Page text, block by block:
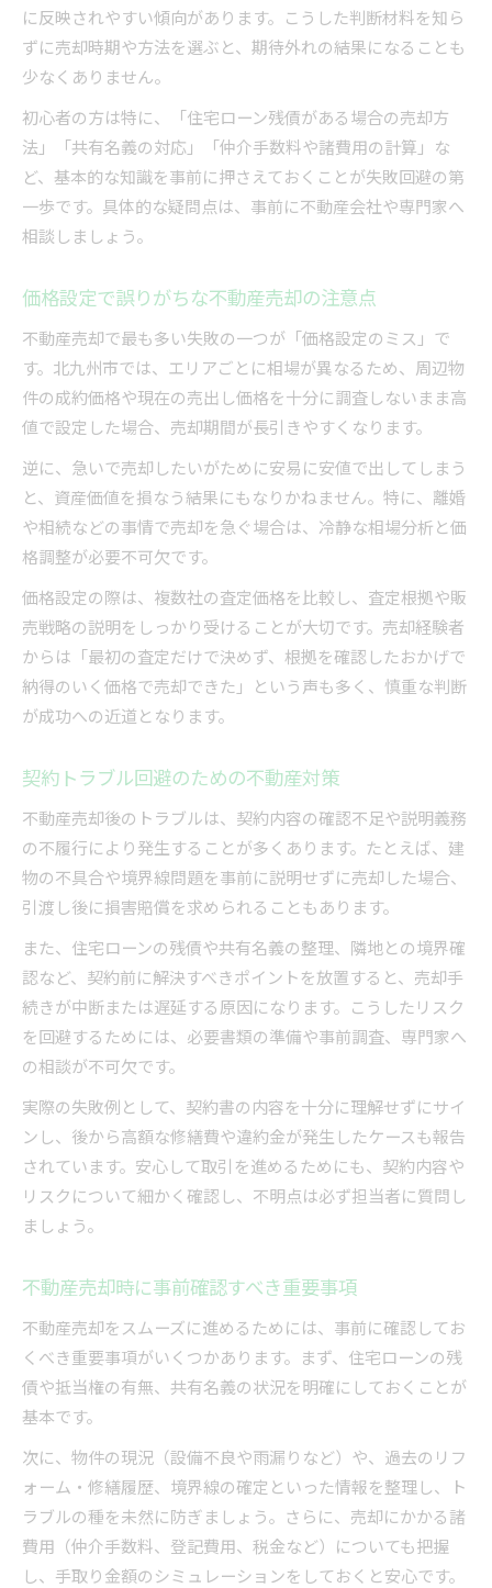
に反映されやすい傾向があります。こうした判断材料を知ら
ずに売却時期や方法を選ぶと、期待外れの結果になることも
少なくありません。
初心者の方は特に、「住宅ローン残債がある場合の売却方
法」「共有名義の対応」「仲介手数料や諸費用の計算」な
ど、基本的な知識を事前に押さえておくことが失敗回避の第
一歩です。具体的な疑問点は、事前に不動産会社や専門家へ
相談しましょう。
価格設定で誤りがちな不動産売却の注意点
不動産売却で最も多い失敗の一つが「価格設定のミス」で
す。北九州市では、エリアごとに相場が異なるため、周辺物
件の成約価格や現在の売出し価格を十分に調査しないまま高
値で設定した場合、売却期間が長引きやすくなります。
逆に、急いで売却したいがために安易に安値で出してしまう
と、資産価値を損なう結果にもなりかねません。特に、離婚
や相続などの事情で売却を急ぐ場合は、冷静な相場分析と価
格調整が必要不可欠です。
価格設定の際は、複数社の査定価格を比較し、査定根拠や販
売戦略の説明をしっかり受けることが大切です。売却経験者
からは「最初の査定だけで決めず、根拠を確認したおかげで
納得のいく価格で売却できた」という声も多く、慎重な判断
が成功への近道となります。
契約トラブル回避のための不動産対策
不動産売却後のトラブルは、契約内容の確認不足や説明義務
の不履行により発生することが多くあります。たとえば、建
物の不具合や境界線問題を事前に説明せずに売却した場合、
引渡し後に損害賠償を求められることもあります。
また、住宅ローンの残債や共有名義の整理、隣地との境界確
認など、契約前に解決すべきポイントを放置すると、売却手
続きが中断または遅延する原因になります。こうしたリスク
を回避するためには、必要書類の準備や事前調査、専門家へ
の相談が不可欠です。
実際の失敗例として、契約書の内容を十分に理解せずにサイ
ンし、後から高額な修繕費や違約金が発生したケースも報告
されています。安心して取引を進めるためにも、契約内容や
リスクについて細かく確認し、不明点は必ず担当者に質問し
ましょう。
不動産売却時に事前確認すべき重要事項
不動産売却をスムーズに進めるためには、事前に確認してお
くべき重要事項がいくつかあります。まず、住宅ローンの残
債や抵当権の有無、共有名義の状況を明確にしておくことが
基本です。
次に、物件の現況（設備不良や雨漏りなど）や、過去のリフ
ォーム・修繕履歴、境界線の確定といった情報を整理し、ト
ラブルの種を未然に防ぎましょう。さらに、売却にかかる諸
費用（仲介手数料、登記費用、税金など）についても把握
し、手取り金額のシミュレーションをしておくと安心です。